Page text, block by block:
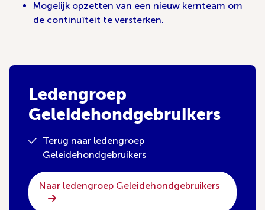
Mogelijk opzetten van een nieuw kernteam om
de continuïteit te versterken.
Ledengroep
Geleidehondgebruikers
Terug naar ledengroep
Geleidehondgebruikers
Naar ledengroep Geleidehondgebruikers